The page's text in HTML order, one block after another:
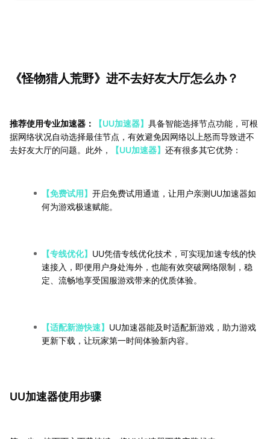
《怪物猎人荒野》进不去好友大厅怎么办？
推荐使用专业加速器： 【UU加速器】 具备智能选择节点功能，可根
据网络状况自动选择最佳节点，有效避免因网络以上怒而导致进不
去好友大厅的问题。此外，
【UU加速器】 还有很多其它优势：
【免费试用】 开启免费试用通道，让用户亲测UU加速器如
何为游戏极速赋能。
【专线优化】 UU凭借专线优化技术，可实现加速专线的快
速接入，即便用户身处海外，也能有效突破网络限制，稳
定、流畅地享受国服游戏带来的优质体验。
【适配新游快速】 UU加速器能及时适配新游戏，助力游戏
更新下载，让玩家第一时间体验新内容。
UU加速器使用步骤